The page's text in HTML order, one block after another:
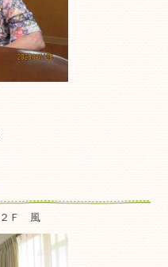
２Ｆ 風